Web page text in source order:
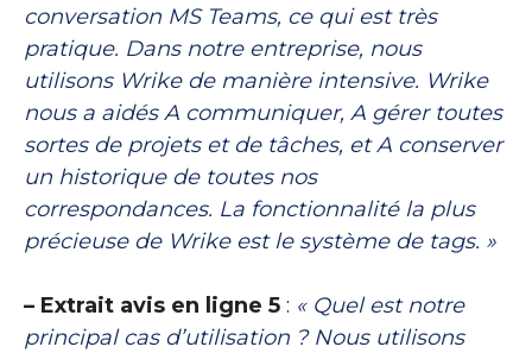
conversation MS Teams, ce qui est très
pratique. Dans notre entreprise, nous
utilisons Wrike de manière intensive. Wrike
nous a aidés A communiquer, A gérer toutes
sortes de projets et de tâches, et A conserver
un historique de toutes nos
correspondances. La fonctionnalité la plus
précieuse de Wrike est le système de tags. »
– Extrait avis en ligne 5 : « Quel est notre
principal cas d’utilisation ? Nous utilisons